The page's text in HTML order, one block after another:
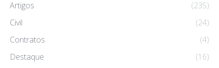
Artigos
(235)
Civil
(24)
Contratos
(4)
Destaque
(16)